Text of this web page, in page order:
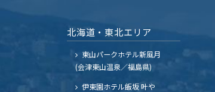
北海道・東北エリア
東山パークホテル新風月
(会津東山温泉／福島県)
伊東園ホテル飯坂 叶や